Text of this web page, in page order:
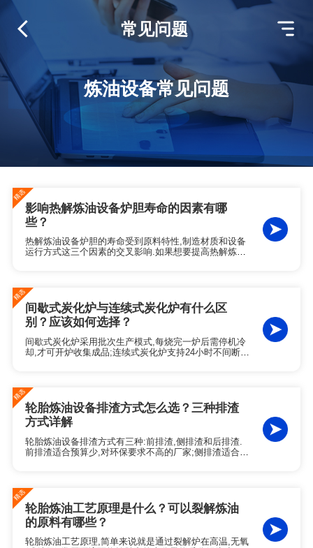
炼油设备常见问题
常见问题
影响热解炼油设备炉胆寿命的因素有哪
些？
热解炼油设备炉胆的寿命受到原料特性,制造材质和设备
运行方式这三个因素的交叉影响.如果想要提高热解炼油
间歇式炭化炉与连续式炭化炉有什么区
别？应该如何选择？
间歇式炭化炉采用批次生产模式,每烧完一炉后需停机冷
却,才可开炉收集成品;连续式炭化炉支持24小时不间断运
轮胎炼油设备排渣方式怎么选？三种排渣
方式详解
轮胎炼油设备排渣方式有三种:前排渣,侧排渣和后排渣.
前排渣适合预算少,对环保要求不高的厂家;侧排渣适合场
轮胎炼油工艺原理是什么？可以裂解炼油
的原料有哪些？
轮胎炼油工艺原理,简单来说就是通过裂解炉在高温,无氧